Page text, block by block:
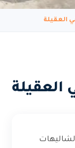
العقيلة